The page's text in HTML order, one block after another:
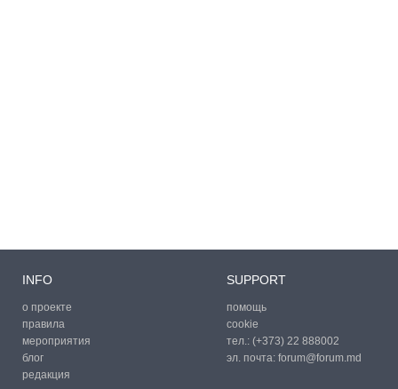
INFO
о проекте
правила
мероприятия
блог
редакция
SUPPORT
помощь
cookie
тел.: (+373) 22 888002
эл. почта: forum@forum.md